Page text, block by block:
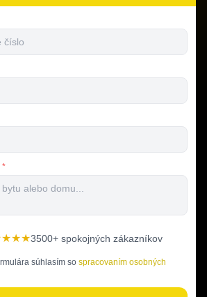
*
3500+ spokojných zákazníkov
súhlasím so spracovaním osobných